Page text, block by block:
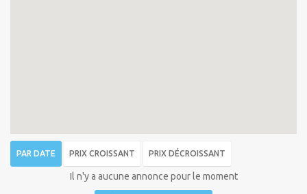
PAR DATE PRIX CROISSANT PRIX DÉCROISSANT
Il n'y a aucune annonce pour le moment